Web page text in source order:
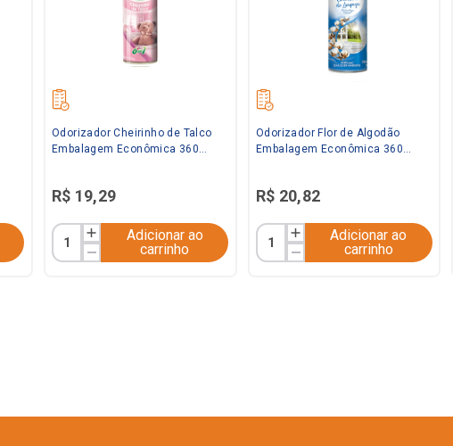
Odorizador Cheirinho de Talco
Embalagem Econômica 360ml
R$ 19,29
Adicionar ao
carrinho
Odorizador Flor de Algodão
Embalagem Econômica 360ml
R$ 20,82
Adicionar ao
carrinho